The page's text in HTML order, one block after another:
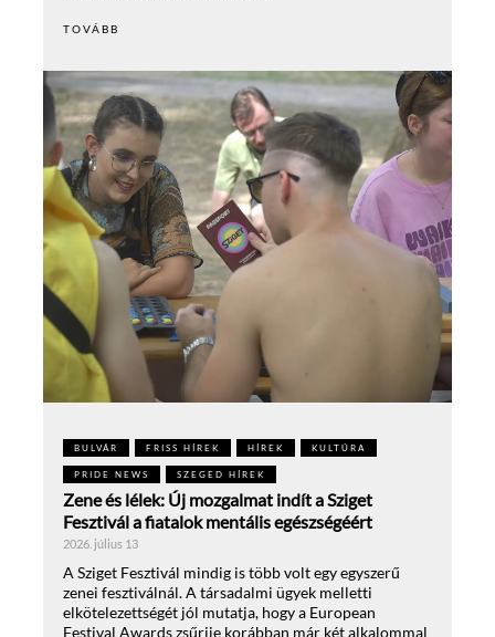
TOVÁBB
BULVÁR FRISS HÍREK HÍREK KULTÚRA
PRIDE NEWS SZEGED HÍREK
Zene és lélek: Új mozgalmat indít a Sziget
Fesztivál a fiatalok mentális egészségéért
2026. július 13
A Sziget Fesztivál mindig is több volt egy egyszerű
zenei fesztiválnál. A társadalmi ügyek melletti
elkötelezettségét jól mutatja, hogy a European
Festival Awards zsűrije korábban már két alkalommal